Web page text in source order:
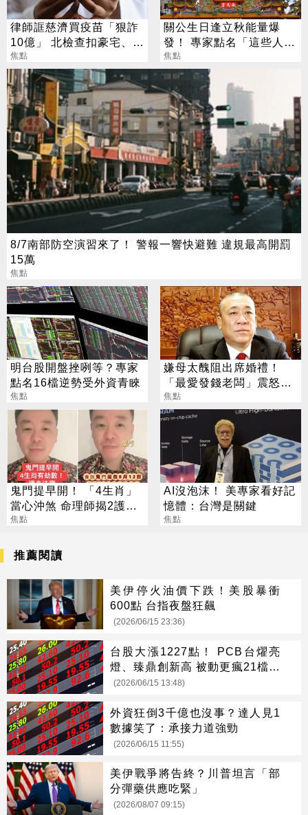
律師誆慈濟買疫苗「狠詐
10億」 北檢查扣豪宅、搜
出158公斤黃金
焦點
關公生日逢立秋能量爆
發！ 專家點名「這些人」
別亂拜
焦點
8/7南部防空演習來了！ 警報一響快避難 違規最高開罰
15萬
焦點
明台股開盤挫咧等？專家
點名16檔逆勢受外資青睞
焦點
嫌母太醜阻出席婚禮！
「最愛發錢老闆」震怒開
除：我看不起你
焦點
鬼門提早開！ 「4生肖」
當心沖煞 命理師揭2護身
法寶
焦點
AI沒泡沫！ 美專家看好記
憶體：台灣是關鍵
焦點
推薦閱讀
美伊停火油價下跌！美股暴衝
600點 台指夜盤狂飆
(2026/06/15 23:36)
台股大漲1227點！ PCB台燿亮
燈、臻鼎創新高 被動更瘋21檔收
漲停
(2026/06/15 13:48)
外資狂倒3千億也沒事？達人見1
數據笑了：承接力道強勁
(2026/06/15 11:55)
美伊戰爭將告終？川普坦言「部
分彈藥供應吃緊」
(2026/08/07 09:15)